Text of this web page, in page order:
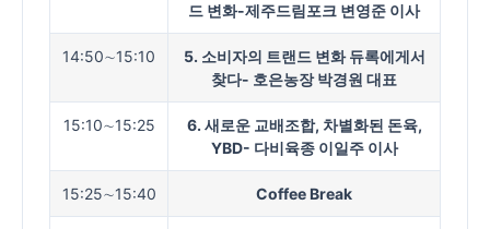
드 변화-제주드림포크 변영준 이사
14:50∼15:10 5. 소비자의 트랜드 변화 듀록에게서
찾다- 호은농장 박경원 대표
15:10∼15:25 6. 새로운 교배조합, 차별화된 돈육,
YBD- 다비육종 이일주 이사
15:25∼15:40 Coffee Break